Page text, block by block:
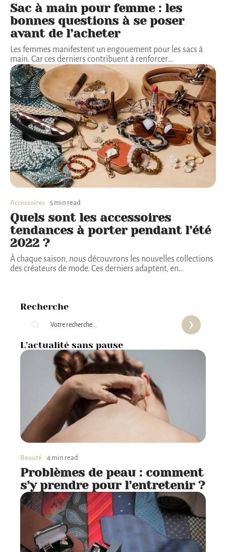
Sac à main pour femme : les
bonnes questions à se poser
avant de l’acheter
Les femmes manifestent un engouement pour les sacs à
main. Car ces derniers contribuent à renforcer…
Accessoires 5 min read
Quels sont les accessoires
tendances à porter pendant l’été
2022 ?
À chaque saison, nous découvrons les nouvelles collections
des créateurs de mode. Ces derniers adaptent, en…
Recherche
L’actualité sans pause
Beauté 4 min read
Problèmes de peau : comment
s’y prendre pour l’entretenir ?